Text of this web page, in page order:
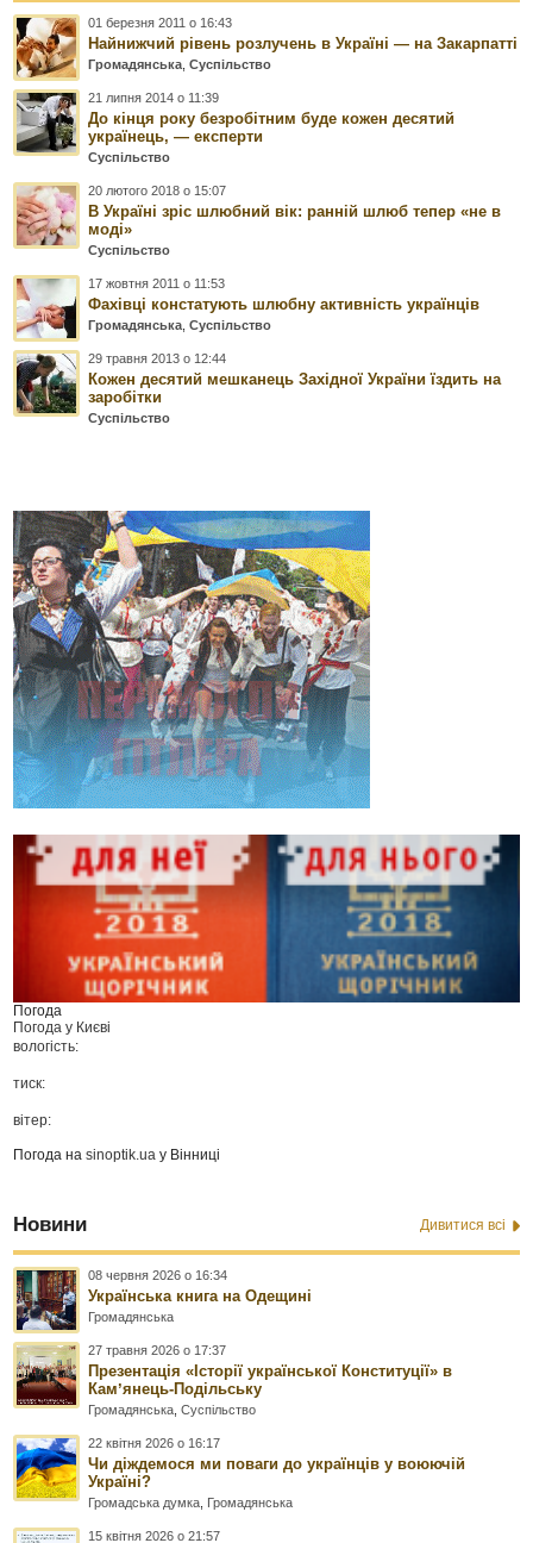
01 березня 2011 о 16:43
Найнижчий рівень розлучень в Україні — на Закарпатті
Громадянська ,Суспільство
21 липня 2014 о 11:39
До кінця року безробітним буде кожен десятий
українець, — експерти
Суспільство
20 лютого 2018 о 15:07
В Україні зріс шлюбний вік: ранній шлюб тепер «не в
моді»
Суспільство
17 жовтня 2011 о 11:53
Фахівці констатують шлюбну активність українців
Громадянська ,Суспільство
29 травня 2013 о 12:44
Кожен десятий мешканець Західної України їздить на
заробітки
Суспільство
Погода
Погода у Києві
вологість:
тиск:
вітер:
Погода наsinoptik.ua у Вінниці
Новини Дивитися всі
08 червня 2026 о 16:34
Українська книга на Одещині
Громадянська
27 травня 2026 о 17:37
Презентація «Історії української Конституції» в
Камʼянець-Подільську
Громадянська ,Суспільство
22 квітня 2026 о 16:17
Чи діждемося ми поваги до українців у воюючій
Україні?
Громадська думка Громадянська
15 квітня 2026 о 21:57